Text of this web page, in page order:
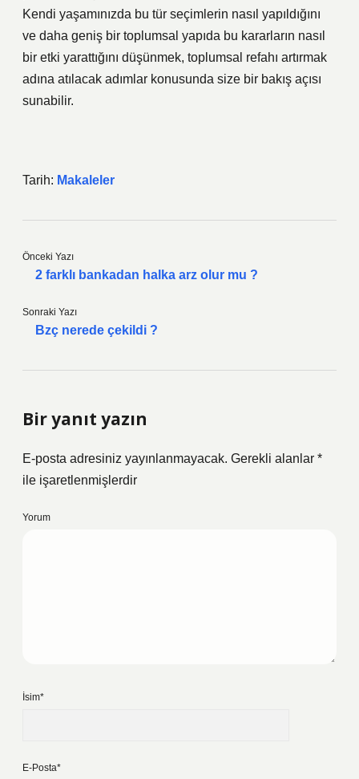
Kendi yaşamınızda bu tür seçimlerin nasıl yapıldığını
ve daha geniş bir toplumsal yapıda bu kararların nasıl
bir etki yarattığını düşünmek, toplumsal refahı artırmak
adına atılacak adımlar konusunda size bir bakış açısı
sunabilir.
Tarih: Makaleler
Önceki Yazı
2 farklı bankadan halka arz olur mu ?
Sonraki Yazı
Bzç nerede çekildi ?
Bir yanıt yazın
E-posta adresiniz yayınlanmayacak. Gerekli alanlar *
ile işaretlenmişlerdir
Yorum
İsim*
E-Posta*